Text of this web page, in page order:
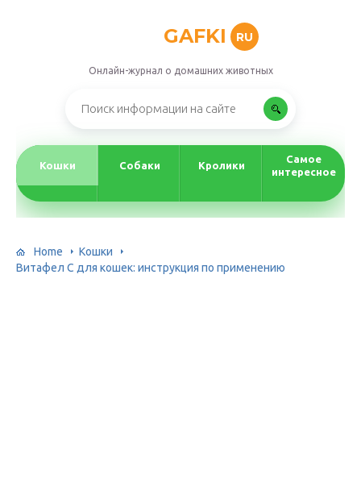
GAFKI RU
Онлайн-журнал о домашних животных
Кошки Собаки Кролики
Самое
интересное
Home
Кошки
Витафел С для кошек: инструкция по применению